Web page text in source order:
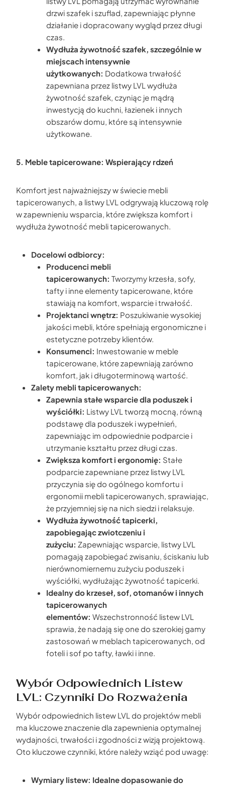
drzwi szafek i szuflad, zapewniając płynne
działanie i dopracowany wygląd przez długi
czas.
Wydłuża żywotność szafek, szczególnie w
miejscach intensywnie
użytkowanych: Dodatkowa trwałość
zapewniana przez listwy LVL wydłuża
żywotność szafek, czyniąc je mądrą
inwestycją do kuchni, łazienek i innych
obszarów domu, które są intensywnie
użytkowane.
5. Meble tapicerowane: Wspierający rdzeń
Komfort jest najważniejszy w świecie mebli
tapicerowanych, a listwy LVL odgrywają kluczową rolę
w zapewnieniu wsparcia, które zwiększa komfort i
wydłuża żywotność mebli tapicerowanych.
Docelowi odbiorcy:
Producenci mebli
tapicerowanych: Tworzymy krzesła, sofy,
tafty i inne elementy tapicerowane, które
stawiają na komfort, wsparcie i trwałość.
Projektanci wnętrz: Poszukiwanie wysokiej
jakości mebli, które spełniają ergonomiczne i
estetyczne potrzeby klientów.
Konsumenci: Inwestowanie w meble
tapicerowane, które zapewniają zarówno
komfort, jak i długoterminową wartość.
Zalety mebli tapicerowanych:
Zapewnia stałe wsparcie dla poduszek i
wyściółki: Listwy LVL tworzą mocną, równą
podstawę dla poduszek i wypełnień,
zapewniając im odpowiednie podparcie i
utrzymanie kształtu przez długi czas.
Zwiększa komfort i ergonomię: Stałe
podparcie zapewniane przez listwy LVL
przyczynia się do ogólnego komfortu i
ergonomii mebli tapicerowanych, sprawiając,
że przyjemniej się na nich siedzi i relaksuje.
Wydłuża żywotność tapicerki,
zapobiegając zwiotczeniu i
zużyciu: Zapewniając wsparcie, listwy LVL
pomagają zapobiegać zwisaniu, ściskaniu lub
nierównomiernemu zużyciu poduszek i
wyściółki, wydłużając żywotność tapicerki.
Idealny do krzeseł, sof, otomanów i innych
tapicerowanych
elementów: Wszechstronność listew LVL
sprawia, że nadają się one do szerokiej gamy
zastosowań w meblach tapicerowanych, od
foteli i sof po tafty, ławki i inne.
Wybór Odpowiednich Listew
LVL: Czynniki Do Rozważenia
Wybór odpowiednich listew LVL do projektów mebli
ma kluczowe znaczenie dla zapewnienia optymalnej
wydajności, trwałości i zgodności z wizją projektową.
Oto kluczowe czynniki, które należy wziąć pod uwagę:
Wymiary listew: Idealne dopasowanie do